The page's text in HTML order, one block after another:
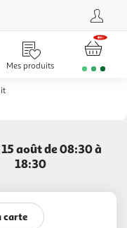
Mes produits
août de 08:30 à
18:30
carte